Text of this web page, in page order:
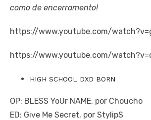
como de encerramento!
https://www.youtube.com/
https://www.youtube.com/
HIGH SCHOOL DXD BORN
OP: BLESS YoUr NAME, por Choucho
ED: Give Me Secret, por StylipS